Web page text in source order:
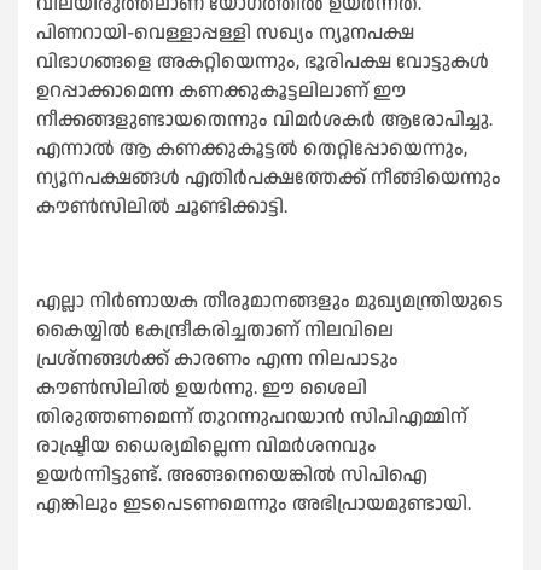
പിണറായി-വെള്ളാപ്പള്ളി സഖ്യം ന്യൂനപക്ഷ
വിഭാഗങ്ങളെ അകറ്റിയെന്നും, ഭൂരിപക്ഷ വോട്ടുകള്‍
ഉറപ്പാക്കാമെന്ന കണക്കുകൂട്ടലിലാണ് ഈ
നീക്കങ്ങളുണ്ടായതെന്നും വിമർശകർ ആരോപിച്ചു.
എന്നാല്‍ ആ കണക്കുകൂട്ടല്‍ തെറ്റിപ്പോയെന്നും,
ന്യൂനപക്ഷങ്ങള്‍ എതിർപക്ഷത്തേക്ക് നീങ്ങിയെന്നും
കൗണ്‍സിലില്‍ ചൂണ്ടിക്കാട്ടി.
എല്ലാ നിർണായക തീരുമാനങ്ങളും മുഖ്യമന്ത്രിയുടെ
കൈയ്യില്‍ കേന്ദ്രീകരിച്ചതാണ് നിലവിലെ
പ്രശ്നങ്ങള്‍ക്ക് കാരണം എന്ന നിലപാടും
കൗണ്‍സിലില്‍ ഉയർന്നു. ഈ ശൈലി
തിരുത്തണമെന്ന് തുറന്നുപറയാൻ സിപിഎമ്മിന്
രാഷ്ട്രീയ ധൈര്യമില്ലെന്ന വിമർശനവും
ഉയർന്നിട്ടുണ്ട്. അങ്ങനെയെങ്കില്‍ സിപിഐ
എങ്കിലും ഇടപെടണമെന്നും അഭിപ്രായമുണ്ടായി.